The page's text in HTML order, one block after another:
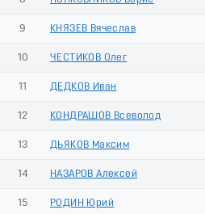
9 КНЯЗЕВ Вячеслав
10 ЧЕСТИКОВ Олег
11 ДЕДКОВ Иван
12 КОНДРАШОВ Всеволод
13 ДЬЯКОВ Максим
14 НАЗАРОВ Алексей
15 РОДИН Юрий